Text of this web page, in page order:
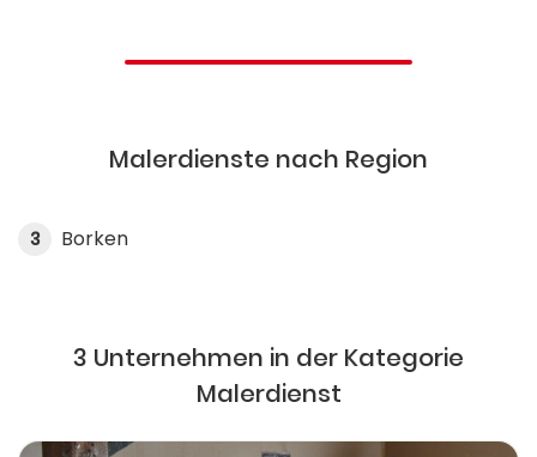
Malerdienste nach Region
3 Borken
3 Unternehmen in der Kategorie
Malerdienst